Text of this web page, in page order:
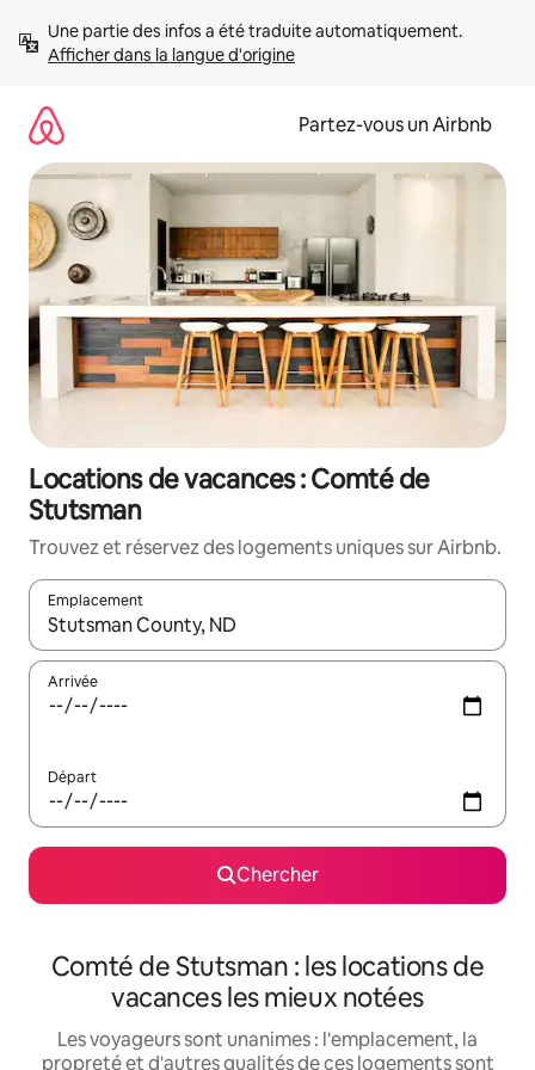
directement
Afficher dans la langue d'origine
Partez-vous un Airbnb
Locations de vacances : Comté de
Stutsman
Trouvez et réservez des logements uniques sur Airbnb.
Emplacement
Quand les résultats sont affichés, parcourez-les en utilisant
Arrivée
Départ
Chercher
Comté de Stutsman : les locations de
vacances les mieux notées
Les voyageurs sont unanimes : l'emplacement, la
propreté et d'autres qualités de ces logements sont